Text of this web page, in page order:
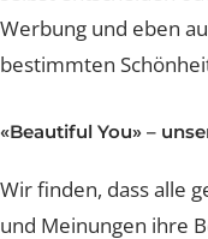
Zusammengefasst
hauptsächlich um
selbst entscheiden
bestimmten